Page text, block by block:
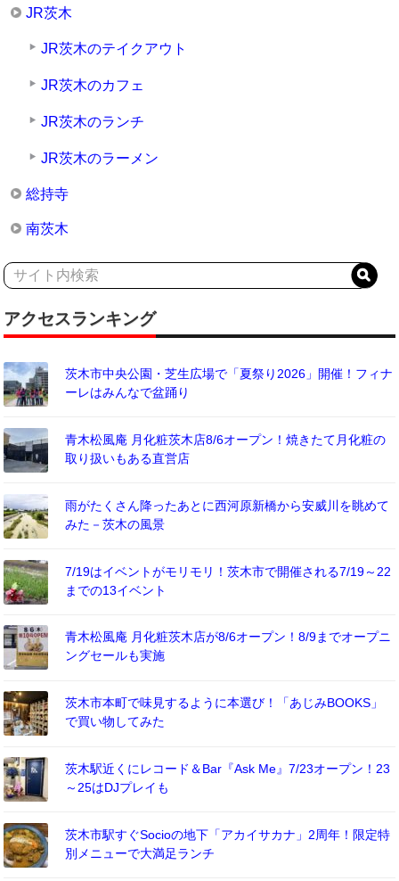
JR茨木
JR茨木のテイクアウト
JR茨木のカフェ
JR茨木のランチ
JR茨木のラーメン
総持寺
南茨木
アクセスランキング
茨木市中央公園・芝生広場で「夏祭り2026」開催！フィナ
ーレはみんなで盆踊り
青木松風庵 月化粧茨木店8/6オープン！焼きたて月化粧の
取り扱いもある直営店
雨がたくさん降ったあとに西河原新橋から安威川を眺めて
みた－茨木の風景
7/19はイベントがモリモリ！茨木市で開催される7/19～22
までの13イベント
青木松風庵 月化粧茨木店が8/6オープン！8/9までオープニ
ングセールも実施
茨木市本町で味見するように本選び！「あじみBOOKS」
で買い物してみた
茨木駅近くにレコード＆Bar『Ask Me』7/23オープン！23
～25はDJプレイも
茨木市駅すぐSocioの地下「アカイサカナ」2周年！限定特
別メニューで大満足ランチ